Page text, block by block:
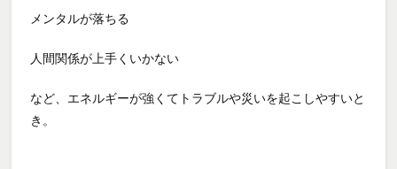
メンタルが落ちる
人間関係が上手くいかない
など、エネルギーが強くてトラブルや災いを起こしやすいと
き。